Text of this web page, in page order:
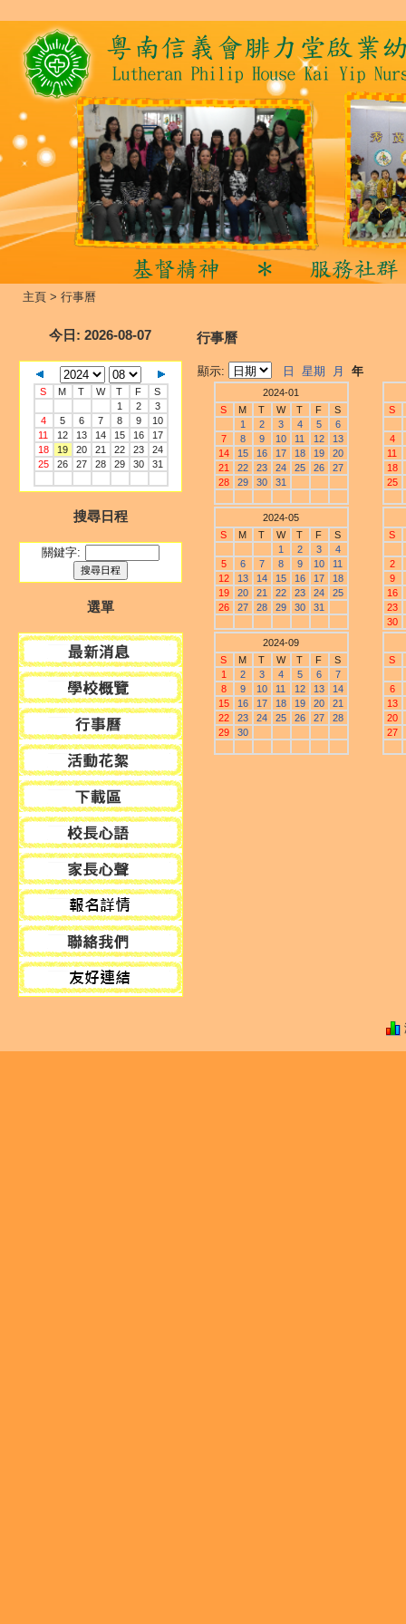
主頁 > 行事曆
今日 : 2026-08-07
S M T W T F
S
1
2
3
4
5 6 7 8 9
10
11
12 13 14 15 16
17
18
19 20 21 22 23
24
25
26 27 28 29 30 31
搜尋日程
關鍵字:
選單
行事曆
顯示: 日 星期 月 年
2024-01
S
M T W T F
S
1
2 3 4 5
6
7
8 9 10 11 12
13
14
15 16 17 18 19
20
21
22 23 24 25 26
27
28
29 30 31
S
4
11
18
25
2024-05
S
M T W T F
S
1
2 3
4
5
6 7 8 9 10
11
12
13 14 15 16 17
18
19
20 21 22 23 24
25
26
27 28 29 30 31
S
2
9
16
23
30
2024-09
S
M T W T F
S
1
2 3 4 5 6
7
8
9 10 11 12 13
14
15
16 17 18 19 20
21
22
23 24 25 26 27
28
29
30
S
6
13
20
27